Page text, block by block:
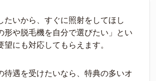
たいから、すぐに照射をしてほし
形や脱毛機を自分で選びたい」とい
望にも対応してもらえます。
待遇を受けたいなら、特典の多いオ